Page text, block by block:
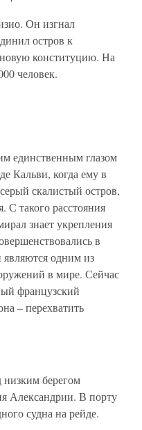
Он изгнал
остров к
конституцию. На
человек.
единственным глазом
Кальви, когда ему в
скалистый остров,
такого расстояния
знает укрепления
в
являются одним из
в мире. Сейчас
французский
– перехватить
берегом
Александрии. В порту
судна на рейде.